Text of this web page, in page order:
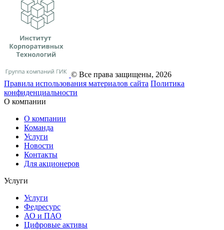
© Все права защищены, 2026
Правила использования материалов сайта Политика
конфиденциальности
О компании
О компании
Команда
Услуги
Новости
Контакты
Для акционеров
Услуги
Услуги
Федресурс
АО и ПАО
Цифровые активы